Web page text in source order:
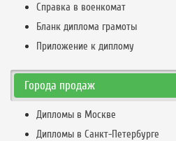
Справка в военкомат
Бланк диплома грамоты
Приложение к диплому
Города продаж
Дипломы в Москве
Дипломы в Санкт-Петербурге